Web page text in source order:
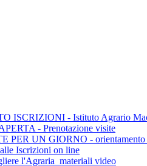
ISCRIZIONI - Istituto Agrario
- Prenotazione visite
PER UN GIORNO - orientamento
Iscrizioni on line
l'Agraria_materiali video